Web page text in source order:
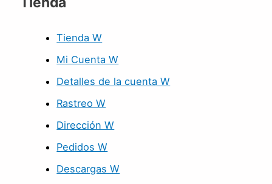
Tienda W
Mi Cuenta W
Detalles de la cuenta W
Rastreo W
Dirección W
Pedidos W
Descargas W